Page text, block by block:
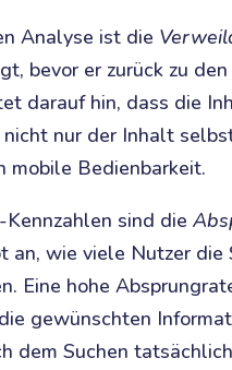
Analyse ist die
bevor er zurück zu
darauf hin, dass die
nur der Inhalt
mobile Bedienbarkeit.
Kennzahlen sind die
an, wie viele Nutzer die
Eine hohe
gewünschten
dem Suchen